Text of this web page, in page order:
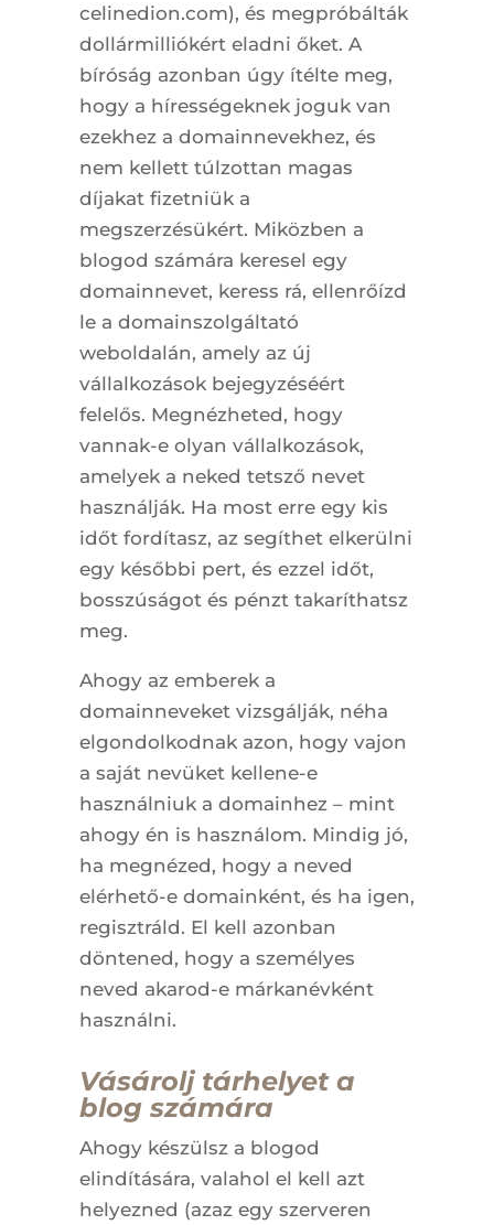
celinedion.com), és megpróbálták
dollármilliókért eladni őket. A
bíróság azonban úgy ítélte meg,
hogy a hírességeknek joguk van
ezekhez a domainnevekhez, és
nem kellett túlzottan magas
díjakat fizetniük a
megszerzésükért. Miközben a
blogod számára keresel egy
domainnevet, keress rá, ellenrőízd
le a domainszolgáltató
weboldalán, amely az új
vállalkozások bejegyzéséért
felelős. Megnézheted, hogy
vannak-e olyan vállalkozások,
amelyek a neked tetsző nevet
használják. Ha most erre egy kis
időt fordítasz, az segíthet elkerülni
egy későbbi pert, és ezzel időt,
bosszúságot és pénzt takaríthatsz
meg.
Ahogy az emberek a
domainneveket vizsgálják, néha
elgondolkodnak azon, hogy vajon
a saját nevüket kellene-e
használniuk a domainhez – mint
ahogy én is használom. Mindig jó,
ha megnézed, hogy a neved
elérhető-e domainként, és ha igen,
regisztráld. El kell azonban
döntened, hogy a személyes
neved akarod-e márkanévként
használni.
Vásárolj tárhelyet a
blog számára
Ahogy készülsz a blogod
elindítására, valahol el kell azt
helyezned (azaz egy szerveren